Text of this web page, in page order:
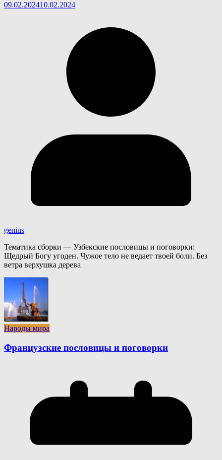
09.02.202410.02.2024
genius
Тематика сборки — Узбекские пословицы и поговорки:
Щедрый Богу угоден. Чужое тело не ведает твоей боли. Без
ветра верхушка дерева
Народы мира
Французские пословицы и поговорки